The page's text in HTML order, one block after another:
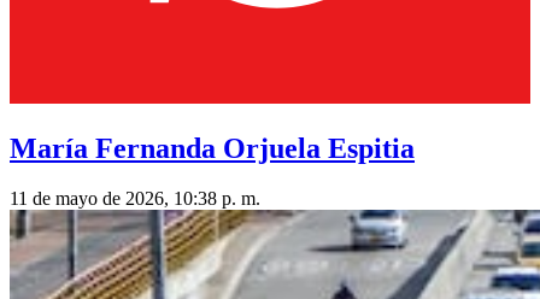
María Fernanda Orjuela Espitia
11 de mayo de 2026, 10:38 p. m.